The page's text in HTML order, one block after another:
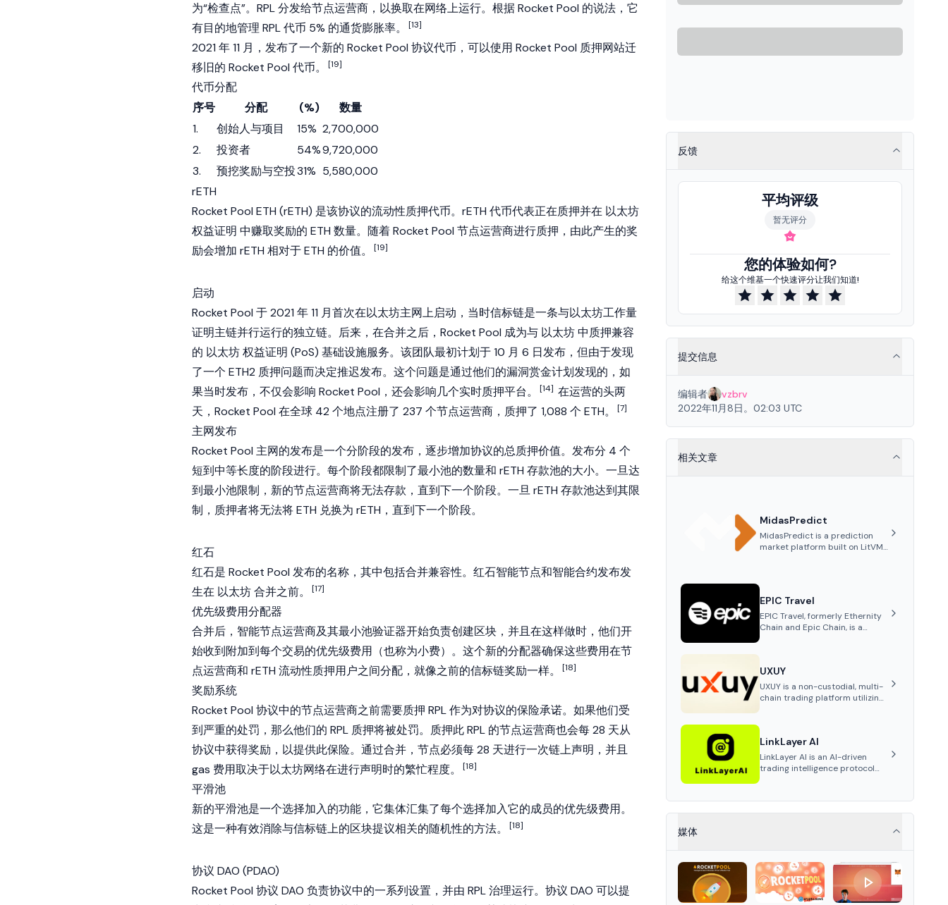
为“检查点”。RPL 分发给节点运营商，以换取在网络上运行。根据 Rocket Pool 的说法，它
有目的地管理 RPL 代币 5% 的通货膨胀率。
[13]
2021 年 11 月，发布了一个新的 Rocket Pool 协议代币，可以使用 Rocket Pool 质押网站迁
移旧的 Rocket Pool 代币。
[19]
代币分配
序号
分配 (%)
数量
1.
创始人与项目 15% 2,700,000
2.
投资者 54%9,720,000
3.
预挖奖励与空投31% 5,580,000
rETH
Rocket Pool ETH (rETH) 是该协议的流动性质押代币。rETH 代币代表正在质押并在 以太坊
权益证明 中赚取奖励的 ETH 数量。随着 Rocket Pool 节点运营商进行质押，由此产生的奖
励会增加 rETH 相对于 ETH 的价值。
[19]
启动
Rocket Pool 于 2021 年 11 月首次在以太坊主网上启动，当时信标链是一条与以太坊工作量
证明主链并行运行的独立链。后来，在合并之后，Rocket Pool 成为与 以太坊中质押兼容
的 以太坊权益证明 (PoS) 基础设施服务。该团队最初计划于 10 月 6 日发布，但由于发现
了一个 ETH2 质押问题而决定推迟发布。这个问题是通过他们的漏洞赏金计划发现的，如
果当时发布，不仅会影响 Rocket Pool，还会影响几个实时质押平台。
[14] 在运营的头两
天，Rocket Pool 在全球 42 个地点注册了 237 个节点运营商，质押了 1,088 个 ETH。
[7]
主网发布
Rocket Pool 主网的发布是一个分阶段的发布，逐步增加协议的总质押价值。发布分 4 个
短到中等长度的阶段进行。每个阶段都限制了最小池的数量和 rETH 存款池的大小。一旦达
到最小池限制，新的节点运营商将无法存款，直到下一个阶段。一旦 rETH 存款池达到其限
制，质押者将无法将 ETH 兑换为 rETH，直到下一个阶段。
红石
红石是 Rocket Pool 发布的名称，其中包括合并兼容性。红石智能节点和智能合约发布发
生在 以太坊合并之前。 [17]
优先级费用分配器
合并后，智能节点运营商及其最小池验证器开始负责创建区块，并且在这样做时，他们开
始收到附加到每个交易的优先级费用（也称为小费）。这个新的分配器确保这些费用在节
点运营商和 rETH 流动性质押用户之间分配，就像之前的信标链奖励一样。
[18]
奖励系统
Rocket Pool 协议中的节点运营商之前需要质押 RPL 作为对协议的保险承诺。如果他们受
到严重的处罚，那么他们的 RPL 质押将被处罚。质押此 RPL 的节点运营商也会每 28 天从
协议中获得奖励，以提供此保险。通过合并，节点必须每 28 天进行一次链上声明，并且
gas 费用取决于以太坊网络在进行声明时的繁忙程度。
[18]
平滑池
新的平滑池是一个选择加入的功能，它集体汇集了每个选择加入它的成员的优先级费用。
这是一种有效消除与信标链上的区块提议相关的随机性的方法。
[18]
协议 DAO (PDAO)
Rocket Pool 协议 DAO 负责协议中的一系列设置，并由 RPL 治理运行。协议 DAO 可以提
反馈
平均评级
暂无评分
您的体验如何?
给这个维基一个快速评分让我们知道!
提交信息
编辑者
vzbrv
2022年11月8日。02:03 UTC
相关文章
MidasPredict
MidasPredict is a prediction
market platform built on LitVM,
adaptive liquidity solutions.
EPIC Travel
EPIC Travel, formerly Ethernity
Chain and Epic Chain, is a
powered hotel and flight
bookings at reduced rates,
earning users cashback in XRP.
UXUY
UXUY is a non-custodial, multi-
chain trading platform utilizing
tokenized RWAs, and
stablecoins.
LinkLayer AI
LinkLayer AI is an AI-driven
trading intelligence protocol
APIs and on-chain addresses to
provide continuous position-
媒体